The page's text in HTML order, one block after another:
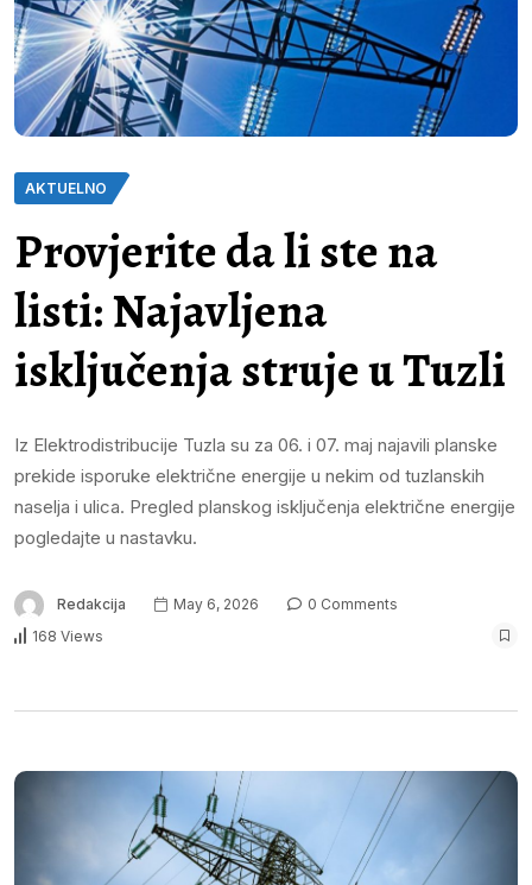
AKTUELNO
Provjerite da li ste na
listi: Najavljena
isključenja struje u Tuzli
Iz Elektrodistribucije Tuzla su za 06. i 07. maj najavili planske
prekide isporuke električne energije u nekim od tuzlanskih
naselja i ulica. Pregled planskog isključenja električne energije
pogledajte u nastavku.
Redakcija May 6, 2026
0 Comments
168 Views